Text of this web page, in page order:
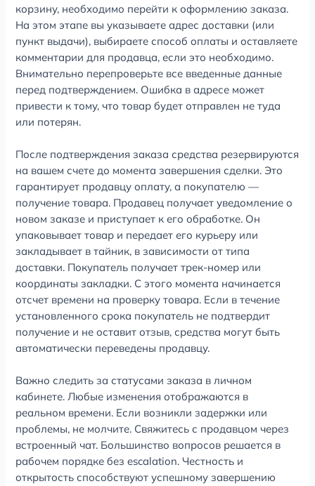
корзину, необходимо перейти к оформлению заказа.
На этом этапе вы указываете адрес доставки (или
пункт выдачи), выбираете способ оплаты и оставляете
комментарии для продавца, если это необходимо.
Внимательно перепроверьте все введенные данные
перед подтверждением. Ошибка в адресе может
привести к тому, что товар будет отправлен не туда
или потерян.
После подтверждения заказа средства резервируются
на вашем счете до момента завершения сделки. Это
гарантирует продавцу оплату, а покупателю —
получение товара. Продавец получает уведомление о
новом заказе и приступает к его обработке. Он
упаковывает товар и передает его курьеру или
закладывает в тайник, в зависимости от типа
доставки. Покупатель получает трек-номер или
координаты закладки. С этого момента начинается
отсчет времени на проверку товара. Если в течение
установленного срока покупатель не подтвердит
получение и не оставит отзыв, средства могут быть
автоматически переведены продавцу.
Важно следить за статусами заказа в личном
кабинете. Любые изменения отображаются в
реальном времени. Если возникли задержки или
проблемы, не молчите. Свяжитесь с продавцом через
встроенный чат. Большинство вопросов решается в
рабочем порядке без escalation. Честность и
открытость способствуют успешному завершению